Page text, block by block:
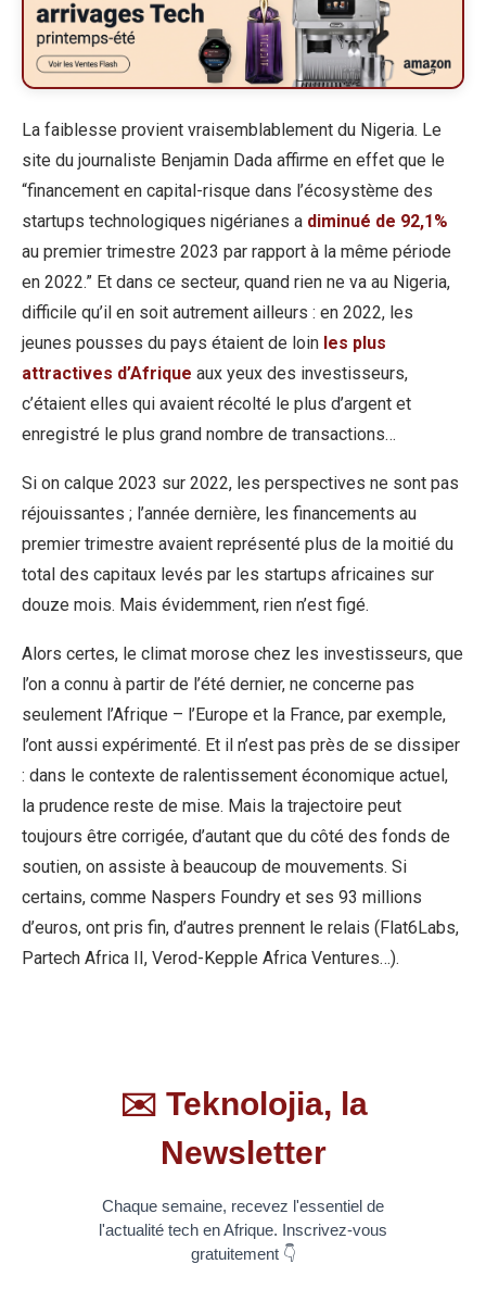
La faiblesse provient vraisemblablement du Nigeria. Le
site du journaliste Benjamin Dada affirme en effet que le
“financement en capital-risque dans l’écosystème des
startups technologiques nigérianes a diminué de 92,1%
au premier trimestre 2023 par rapport à la même période
en 2022.” Et dans ce secteur, quand rien ne va au Nigeria,
difficile qu’il en soit autrement ailleurs : en 2022, les
jeunes pousses du pays étaient de loin les plus
attractives d’Afrique aux yeux des investisseurs,
c’étaient elles qui avaient récolté le plus d’argent et
enregistré le plus grand nombre de transactions…
Si on calque 2023 sur 2022, les perspectives ne sont pas
réjouissantes ; l’année dernière, les financements au
premier trimestre avaient représenté plus de la moitié du
total des capitaux levés par les startups africaines sur
douze mois. Mais évidemment, rien n’est figé.
Alors certes, le climat morose chez les investisseurs, que
l’on a connu à partir de l’été dernier, ne concerne pas
seulement l’Afrique – l’Europe et la France, par exemple,
l’ont aussi expérimenté. Et il n’est pas près de se dissiper
: dans le contexte de ralentissement économique actuel,
la prudence reste de mise. Mais la trajectoire peut
toujours être corrigée, d’autant que du côté des fonds de
soutien, on assiste à beaucoup de mouvements. Si
certains, comme Naspers Foundry et ses 93 millions
d’euros, ont pris fin, d’autres prennent le relais (Flat6Labs,
Partech Africa II, Verod-Kepple Africa Ventures…).